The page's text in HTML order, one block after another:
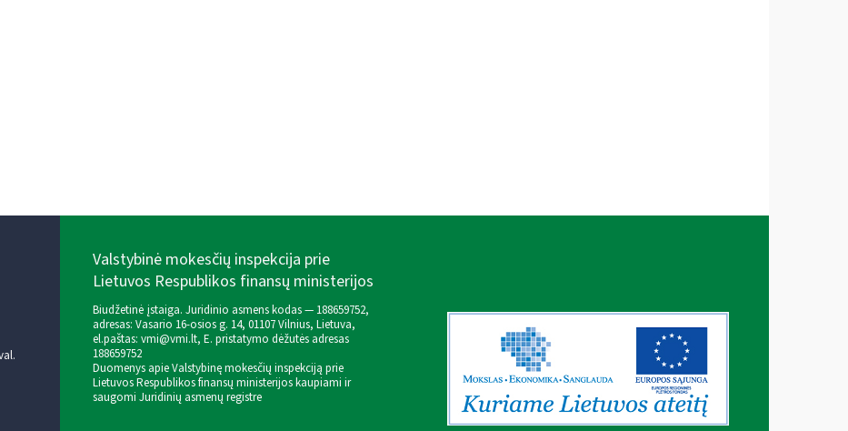
Valstybinė mokesčių inspekcija prie
Lietuvos Respublikos finansų ministerijos
Biudžetinė įstaiga. Juridinio asmens kodas — 188659752,
adresas: Vasario 16-osios g. 14, 01107 Vilnius, Lietuva,
el.paštas: vmi@vmi.lt, E. pristatymo dėžutės adresas
188659752
Duomenys apie Valstybinę mokesčių inspekciją prie
Lietuvos Respublikos finansų ministerijos kaupiami ir
saugomi Juridinių asmenų registre